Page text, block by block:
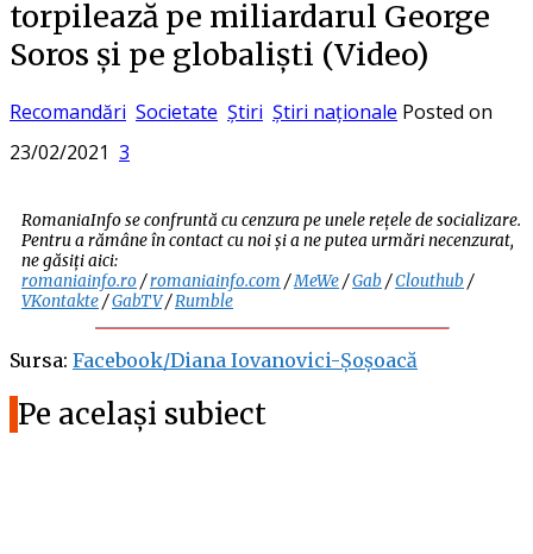
torpilează pe miliardarul George
Soros și pe globaliști (Video)
Recomandări Societate Știri Știri naționale Posted on
23/02/2021 3
RomaniaInfo se confruntă cu cenzura pe unele rețele de socializare.
Pentru a rămâne în contact cu noi și a ne putea urmări necenzurat,
ne găsiți aici:
romaniainfo.ro/romaniainfo.com /MeWe/Gab /Clouthub /
VKontakte/GabTV/Rumble
Sursa: Facebook/Diana Iovanovici-Șoșoacă
Pe același subiect